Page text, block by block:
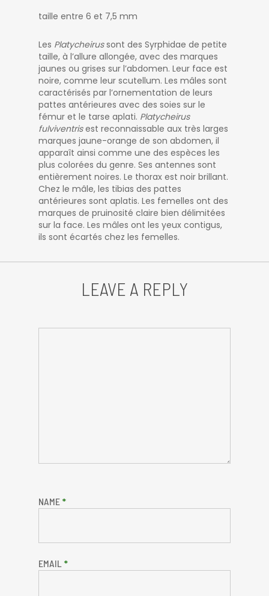
taille entre 6 et 7,5 mm
Les Platycheirussont des Syrphidae de petite
taille, à l’allure allongée, avec des marques
jaunes ou grises sur l’abdomen. Leur face est
noire, comme leur scutellum. Les mâles sont
caractérisés par l’ornementation de leurs
pattes antérieures avec des soies sur le
fémur et le tarse aplati. Platycheirus
fulviventrisest reconnaissable aux très larges
marques jaune-orange de son abdomen, il
apparaît ainsi comme une des espèces les
plus colorées du genre. Ses antennes sont
entièrement noires. Le thorax est noir brillant.
Chez le mâle, les tibias des pattes
antérieures sont aplatis. Les femelles ont des
marques de pruinosité claire bien délimitées
sur la face. Les mâles ont les yeux contigus,
ils sont écartés chez les femelles.
LEAVE A REPLY
NAME *
EMAIL *